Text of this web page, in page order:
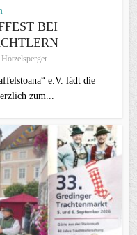
BEI
e.V. lädt die
zum...